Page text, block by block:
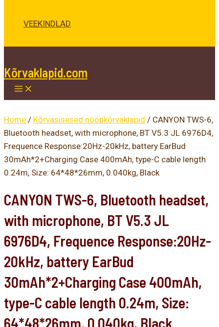
VEEKINDLAD
Kõrvaklapid.com
Home / Kõrvasisesed nööpkõrvaklapid / CANYON TWS-6,
Bluetooth headset, with microphone, BT V5.3 JL 6976D4,
Frequence Response:20Hz-20kHz, battery EarBud
30mAh*2+Charging Case 400mAh, type-C cable length
0.24m, Size: 64*48*26mm, 0.040kg, Black
CANYON TWS-6, Bluetooth headset,
with microphone, BT V5.3 JL
6976D4, Frequence Response:20Hz-
20kHz, battery EarBud
30mAh*2+Charging Case 400mAh,
type-C cable length 0.24m, Size:
64*48*26mm, 0.040kg, Black